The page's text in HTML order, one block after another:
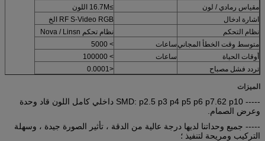
مقياس رمادي / لون
≥16.7M اللون
اشارة ادخال
RF S-Video RGB الخ
نظام التحكم
نظام تحكم Nova / Linsn
متوسط ​​وقت الخطأ المجانيساعات
> 5000
أوقات الحياة
ساعات
> 100000
تردد فشل مصباح
<0.0001
الميزات
----- SMD: p2.5 p3 p4 p5 p6 p7.62 p10 داخلي كامل اللون قاد وحدة
وعرض الصمام.
----- جميع وحداتنا لديها درجة عالية من الدقة ، تأثير الصورة جيدة ، وسهلة
التركيب ومريحة لتنفيذ ؛